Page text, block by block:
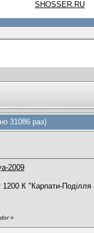
SHOSSER.RU
31086 раз)
2009
К "Карпати-Поділля
»